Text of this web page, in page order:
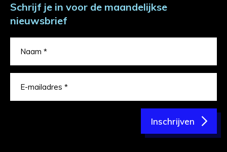
Schrijf je in voor de maandelijkse
nieuwsbrief
Inschrijven